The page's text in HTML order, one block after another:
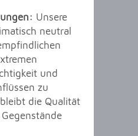
Unsere
neutral
und
zu
die Qualität